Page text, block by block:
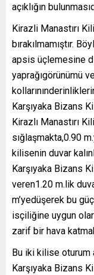
açıklığın
Kirazli Manastırı
bırakılmamıştır.
apsis üçlemesine
yaprağıgörünümü
Karşıyaka Bizans
Kirazlı Manastırı
sığlaşmakta,0.90
kilisenin duvar
Karşıyaka Bizans
veren1.20 m.lik
m’yedüşerek bu
isçiliğine uygun
zarif bir hava
Bu iki kilise oturum
Karşıyaka Bizans